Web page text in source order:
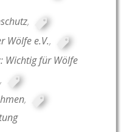
,
Wölfe e.V.,
Wichtig für Wölfe
,
,